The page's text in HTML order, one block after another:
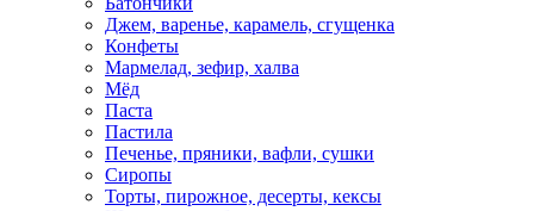
Джем, варенье, карамель, сгущенка
Конфеты
Мармелад, зефир, халва
Мёд
Паста
Пастила
Печенье, пряники, вафли, сушки
Сиропы
Торты, пирожное, десерты, кексы